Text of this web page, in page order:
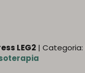
LEG2 | Categoria: